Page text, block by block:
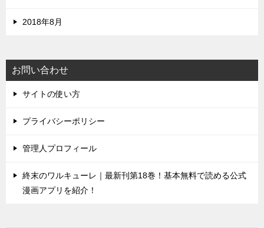
2018年8月
お問い合わせ
サイトの使い方
プライバシーポリシー
管理人プロフィール
終末のワルキューレ｜最新刊第18巻！基本無料で読める公式
漫画アプリを紹介！